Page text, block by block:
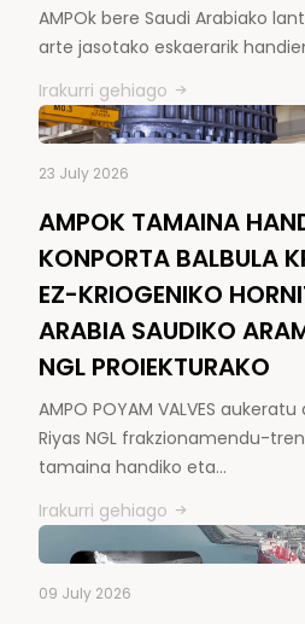
AMPOk bere Saudi Arabiako
arte jasotako eskaerarik
Irakurri gehiago
23 July 2026
AMPOK TAMAINA
KONPORTA BALBULA
EZ-KRIOGENIKO
ARABIA SAUDIKO
NGL PROIEKTURAKO
AMPO POYAM VALVES
Riyas NGL frakzionamendu-
tamaina handiko eta…
Irakurri gehiago
09 July 2026